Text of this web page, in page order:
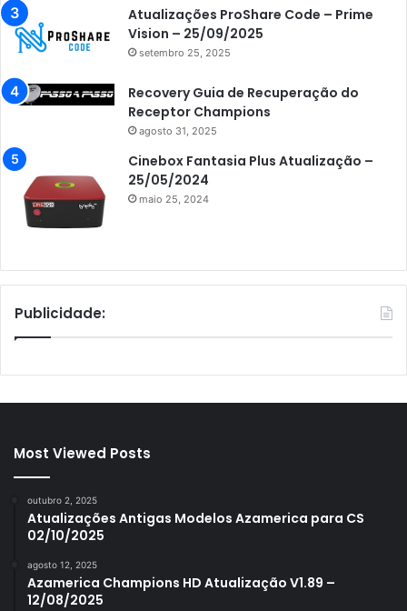
Atualizações ProShare Code – Prime
Vision – 25/09/2025
setembro 25, 2025
Recovery Guia de Recuperação do
Receptor Champions
agosto 31, 2025
Cinebox Fantasia Plus Atualização –
25/05/2024
maio 25, 2024
Publicidade:
Most Viewed Posts
outubro 2, 2025
Atualizações Antigas Modelos Azamerica para CS
02/10/2025
agosto 12, 2025
Azamerica Champions HD Atualização V1.89 –
12/08/2025